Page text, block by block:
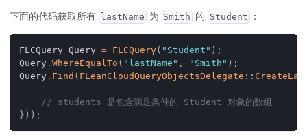
下面的代码获取所有 lastName 为 Smith 的 Student ：
FLCQuery Query = FLCQuery( "Student" ) ;
Query . WhereEqualTo ( "lastName" , "Smith" ) ;
Query . Find ( FLeanCloudQueryObjectsDelegate ::
// students 是包含满足条件的 Student 对象的数组
} ) ) ;